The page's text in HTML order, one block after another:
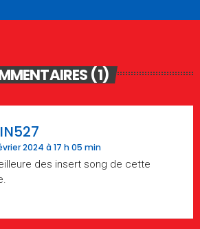
(1)
2024 à 17 h 05 min
des insert song de cette